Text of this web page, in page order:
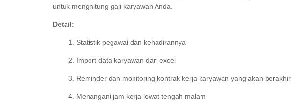
untuk menghitung gaji karyawan Anda.
Detail:
Statistik pegawai dan kehadirannya
Import data karyawan dari excel
Reminder dan monitoring kontrak kerja karyawan yang akan berakhir.
Menangani jam kerja lewat tengah malam